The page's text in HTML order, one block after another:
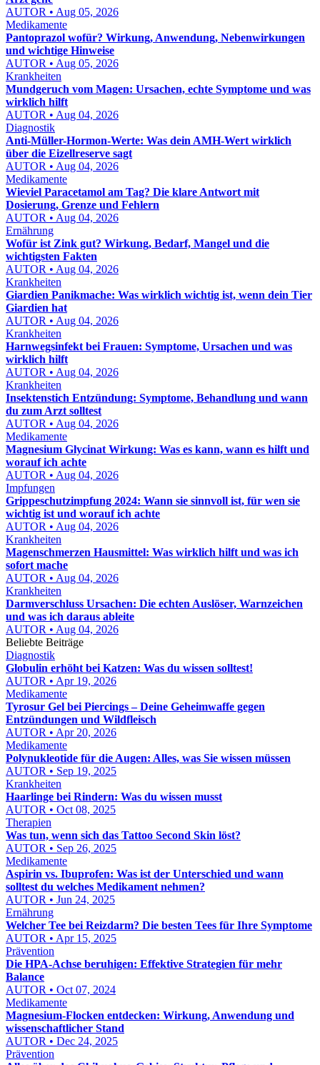
AUTOR • Aug 05, 2026
Medikamente
Pantoprazol wofür? Wirkung, Anwendung, Nebenwirkungen
und wichtige Hinweise
AUTOR • Aug 05, 2026
Krankheiten
Mundgeruch vom Magen: Ursachen, echte Symptome und was
wirklich hilft
AUTOR • Aug 04, 2026
Diagnostik
Anti-Müller-Hormon-Werte: Was dein AMH-Wert wirklich
über die Eizellreserve sagt
AUTOR • Aug 04, 2026
Medikamente
Wieviel Paracetamol am Tag? Die klare Antwort mit
Dosierung, Grenze und Fehlern
AUTOR • Aug 04, 2026
Ernährung
Wofür ist Zink gut? Wirkung, Bedarf, Mangel und die
wichtigsten Fakten
AUTOR • Aug 04, 2026
Krankheiten
Giardien Panikmache: Was wirklich wichtig ist, wenn dein Tier
Giardien hat
AUTOR • Aug 04, 2026
Krankheiten
Harnwegsinfekt bei Frauen: Symptome, Ursachen und was
wirklich hilft
AUTOR • Aug 04, 2026
Krankheiten
Insektenstich Entzündung: Symptome, Behandlung und wann
du zum Arzt solltest
AUTOR • Aug 04, 2026
Medikamente
Magnesium Glycinat Wirkung: Was es kann, wann es hilft und
worauf ich achte
AUTOR • Aug 04, 2026
Impfungen
Grippeschutzimpfung 2024: Wann sie sinnvoll ist, für wen sie
wichtig ist und worauf ich achte
AUTOR • Aug 04, 2026
Krankheiten
Magenschmerzen Hausmittel: Was wirklich hilft und was ich
sofort mache
AUTOR • Aug 04, 2026
Krankheiten
Darmverschluss Ursachen: Die echten Auslöser, Warnzeichen
und was ich daraus ableite
AUTOR • Aug 04, 2026
Beliebte Beiträge
Diagnostik
Globulin erhöht bei Katzen: Was du wissen solltest!
AUTOR • Apr 19, 2026
Medikamente
Tyrosur Gel bei Piercings – Deine Geheimwaffe gegen
Entzündungen und Wildfleisch
AUTOR • Apr 20, 2026
Medikamente
Polynukleotide für die Augen: Alles, was Sie wissen müssen
AUTOR • Sep 19, 2025
Krankheiten
Haarlinge bei Rindern: Was du wissen musst
AUTOR • Oct 08, 2025
Therapien
Was tun, wenn sich das Tattoo Second Skin löst?
AUTOR • Sep 26, 2025
Medikamente
Aspirin vs. Ibuprofen: Was ist der Unterschied und wann
solltest du welches Medikament nehmen?
AUTOR • Jun 24, 2025
Ernährung
Welcher Tee bei Reizdarm? Die besten Tees für Ihre Symptome
AUTOR • Apr 15, 2025
Prävention
Die HPA-Achse beruhigen: Effektive Strategien für mehr
Balance
AUTOR • Oct 07, 2024
Medikamente
Magnesium-Flocken entdecken: Wirkung, Anwendung und
wissenschaftlicher Stand
AUTOR • Dec 24, 2025
Prävention